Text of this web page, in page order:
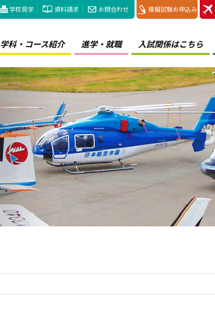
学校見学 資料請求 お問合わせ 模擬試験お申込み
学科・コース紹介 進学・就職 入試関係はこちら